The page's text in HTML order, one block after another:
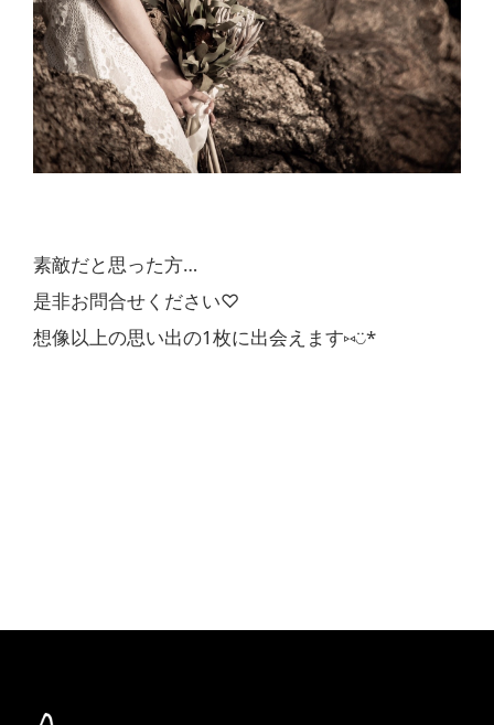
素敵だと思った方…
是非お問合せください♡
想像以上の思い出の1枚に出会えます⑅◡̈*